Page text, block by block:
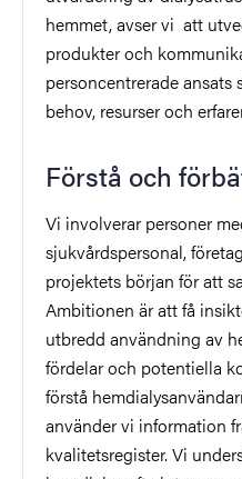
hemmet, avser vi att
produkter och
personcentrerade ansats
behov, resurser och
Förstå och
Vi involverar personer
sjukvårdspersonal,
projektets början för att
Ambitionen är att få
utbredd användning av
fördelar och potentiella
förstå
använder vi information
kvalitetsregister. Vi